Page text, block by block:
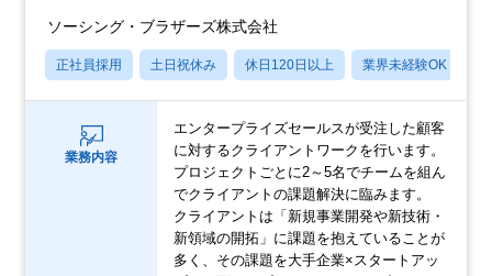
ソーシング・ブラザーズ株式会社
正社員採用 土日祝休み 休日120日以上 業界未経験OK
業務内容
エンタープライズセールスが受注した顧客
に対するクライアントワークを行います。
プロジェクトごとに2～5名でチームを組ん
でクライアントの課題解決に臨みます。
クライアントは「新規事業開発や新技術・
新領域の開拓」に課題を抱えていることが
多く、その課題を大手企業×スタートアッ